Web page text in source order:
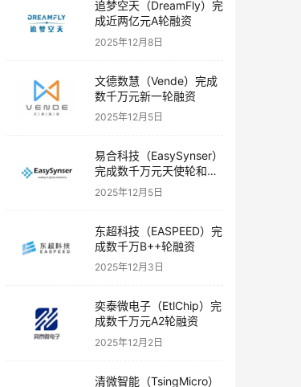
追梦空天（DreamFly）完
成近两亿元A轮融资
2025年12月8日
文德数慧（Vende）完成
数千万元新一轮融资
2025年12月5日
易合科技（EasySynser）
完成数千万元天使轮和天
使+轮融资
2025年12月5日
东超科技（EASPEED）完
成数千万B++轮融资
2025年12月3日
奕泰微电子（EtlChip）完
成数千万元A2轮融资
2025年12月2日
清微智能（TsingMicro）